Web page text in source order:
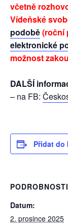
včetně
Vídeňské
podobě(roční
elektronické
možnost
DALŠÍ
– na FB:
Přidat do
PODROBNOSTI
Datum:
2. prosince 2025